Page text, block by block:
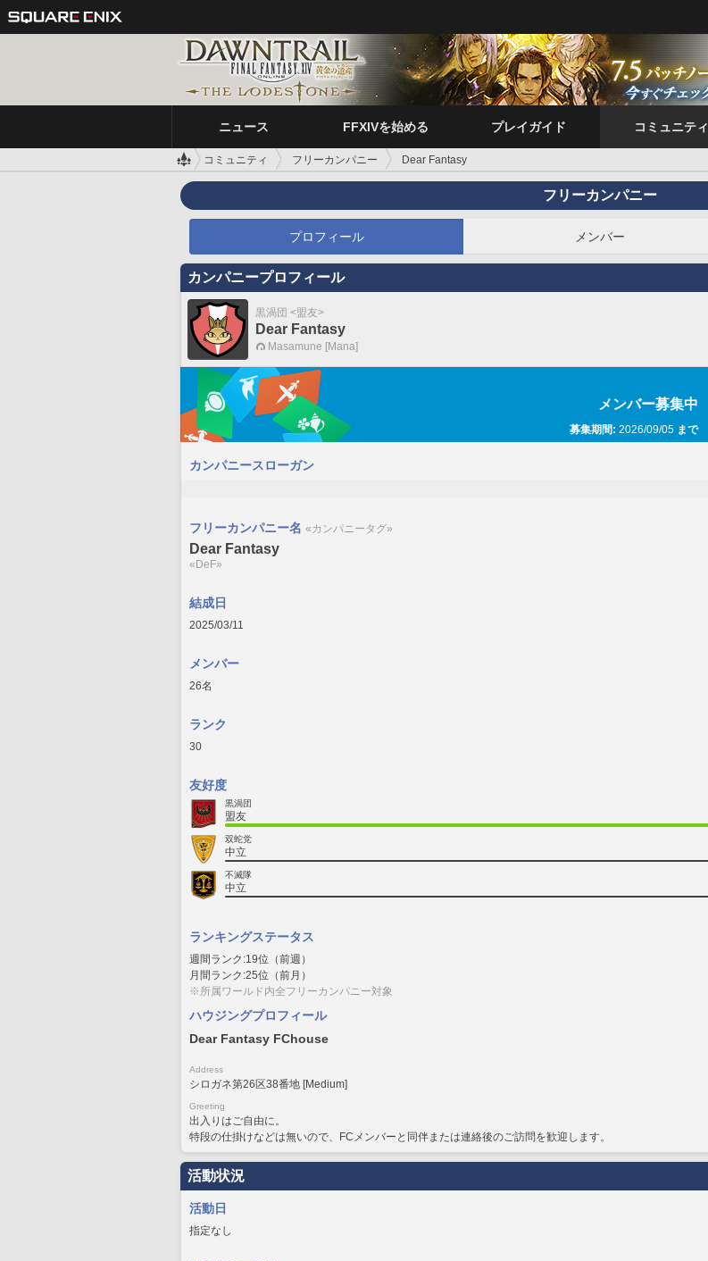
ニュース FFXIVを始める プレイガイド コミュニティ
コミュニティ フリーカンパニー Dear Fantasy
フリーカンパニー
プロフィール メンバー
カンパニープロフィール
黒渦団 <盟友>
Dear Fantasy
Masamune [Mana]
メンバー募集中
募集期間: 2026/09/05 まで
カンパニースローガン
フリーカンパニー名 «カンパニータグ»
Dear Fantasy
«DeF»
結成日
2025/03/11
メンバー
26名
ランク
30
友好度
黒渦団
盟友
双蛇党
中立
不滅隊
中立
ランキングステータス
週間ランク:19位（前週）
月間ランク:25位（前月）
※所属ワールド内全フリーカンパニー対象
ハウジングプロフィール
Dear Fantasy FChouse
Address
シロガネ第26区38番地 [Medium]
Greeting
出入りはご自由に。
特段の仕掛けなどは無いので、FCメンバーと同伴または連絡後のご訪問を歓迎します。
活動状況
活動日
指定なし